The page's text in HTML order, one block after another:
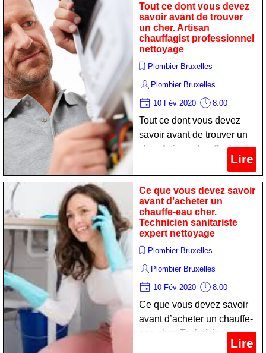
Tout ce dont vous devez
savoir avant de trouver
un cher. Artisan
chauffagist professionnel
nettoyage
Plombier Bruxelles
Plombier Bruxelles
10 Fév 2020 8:00
Tout ce dont vous devez
savoir avant de trouver un
cher. Artisan chauffagist
professionnel nettoyageLire
Ce que vous devez savoir
avant d’acheter un
chauffe-eau cher.
Technicien sanitariste
expert nettoyage
Plombier Bruxelles
Plombier Bruxelles
10 Fév 2020 8:00
Ce que vous devez savoir
avant d’acheter un chauffe-
eau cher. Technicien
sanitariste expert nettoyage
Lire